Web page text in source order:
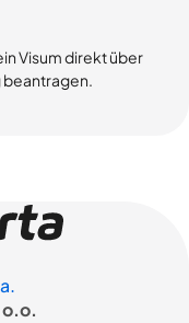
Visum direkt über
beantragen.
o.o.